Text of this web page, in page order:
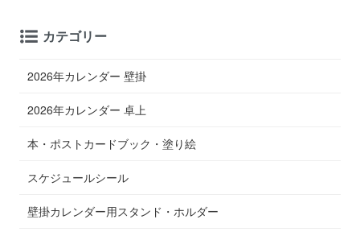
カテゴリー
2026年カレンダー 壁掛
2026年カレンダー 卓上
本・ポストカードブック・塗り絵
スケジュールシール
壁掛カレンダー用スタンド・ホルダー